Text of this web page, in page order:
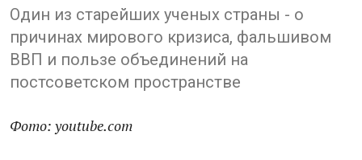
Один из старейших ученых страны - о
причинах мирового кризиса, фальшивом
ВВП и пользе объединений на
постсоветском пространстве
Фото: youtube.com